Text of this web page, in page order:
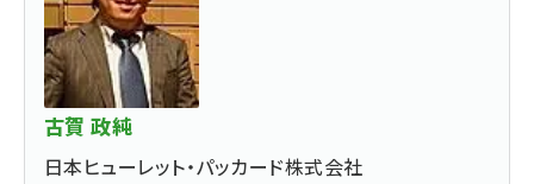
古賀 政純
日本ヒューレット・パッカード株式会社